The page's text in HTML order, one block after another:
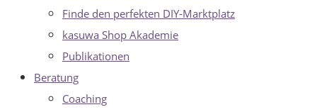
Finde den perfekten DIY-Marktplatz
kasuwa Shop Akademie
Publikationen
Beratung
Coaching